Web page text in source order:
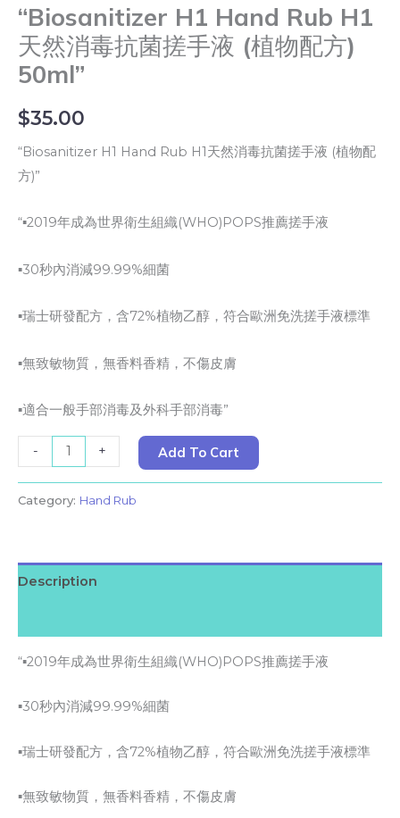
“Biosanitizer H1 Hand Rub H1
天然消毒抗菌搓手液 (植物配方)
50ml”
$35.00
“Biosanitizer H1 Hand Rub H1天然消毒抗菌搓手液 (植物配
方)”
“▪2019年成為世界衛生組織(WHO)POPS推薦搓手液
▪30秒內消減99.99%細菌
▪瑞士研發配方，含72%植物乙醇，符合歐洲免洗搓手液標準
▪無致敏物質，無香料香精，不傷皮膚
▪適合一般手部消毒及外科手部消毒”
- + Add To Cart
Category: Hand Rub
Description
“▪2019年成為世界衛生組織(WHO)POPS推薦搓手液
▪30秒內消減99.99%細菌
▪瑞士研發配方，含72%植物乙醇，符合歐洲免洗搓手液標準
▪無致敏物質，無香料香精，不傷皮膚